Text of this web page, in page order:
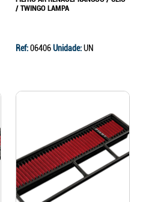
/ TWINGO LAMPA
Ref:06406Unidade:UN